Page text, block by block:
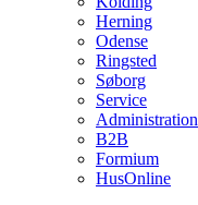
Herning
Odense
Ringsted
Søborg
Service
Administration
B2B
Formium
HusOnline